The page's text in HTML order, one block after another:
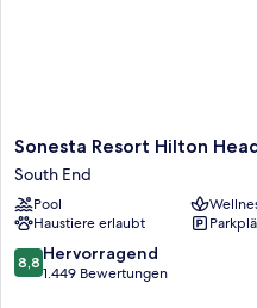
Sonesta
Resort
Hilton
Head
Island
South
End
Sonesta Resort Hilton
South End
Pool
Haustiere erlaubt
8.8
von
8,8 Hervorragend
1.449 Bewertungen